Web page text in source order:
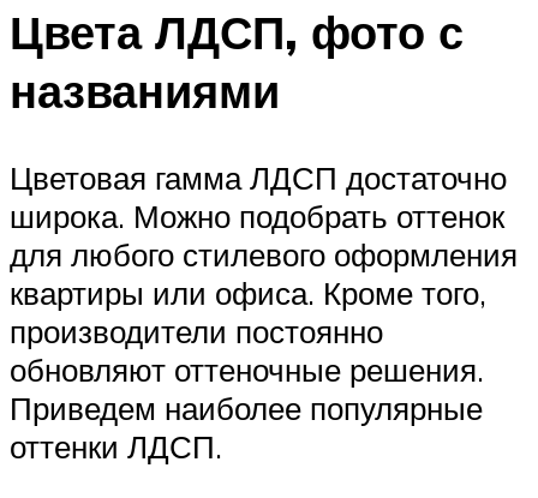
Цвета ЛДСП, фото с
названиями
Цветовая гамма ЛДСП достаточно
широка. Можно подобрать оттенок
для любого стилевого оформления
квартиры или офиса. Кроме того,
производители постоянно
обновляют оттеночные решения.
Приведем наиболее популярные
оттенки ЛДСП.